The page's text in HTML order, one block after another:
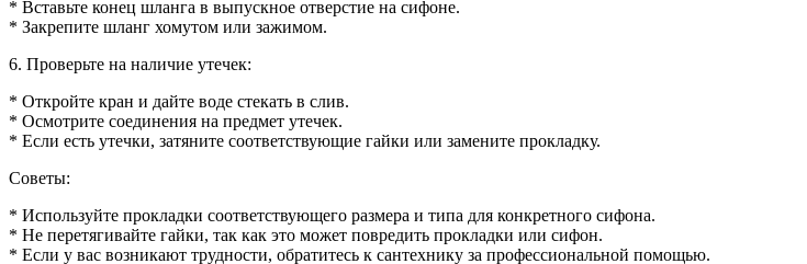
* Вставьте конец шланга в выпускное отверстие на сифоне.
* Закрепите шланг хомутом или зажимом.
6. Проверьте на наличие утечек:
* Откройте кран и дайте воде стекать в слив.
* Осмотрите соединения на предмет утечек.
* Если есть утечки, затяните соответствующие гайки или замените прокладку.
Советы:
* Используйте прокладки соответствующего размера и типа для конкретного сифона.
* Не перетягивайте гайки, так как это может повредить прокладки или сифон.
* Если у вас возникают трудности, обратитесь к сантехнику за профессиональной помощью.